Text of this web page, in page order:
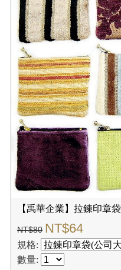
【禹華企業】拉鍊印章
NT$80 NT$64
規格:
數量: